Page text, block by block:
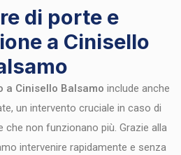
di porte e
a Cinisello
a Cinisello Balsamo include anche
un intervento cruciale in caso di
non funzionano più. Grazie alla
intervenire rapidamente e senza